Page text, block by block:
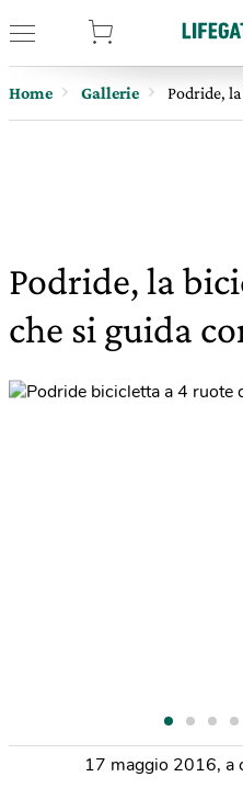
Home Gallerie Podride,
Podride, la
che si guida
17 maggio 2016, a